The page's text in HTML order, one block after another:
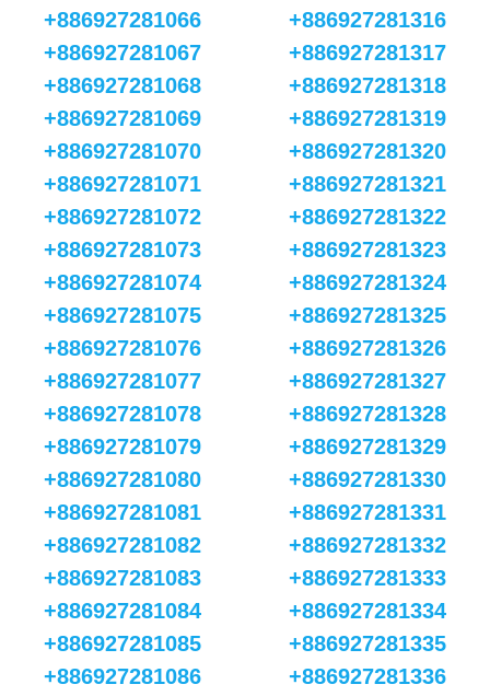
+886927281066
+886927281067
+886927281068
+886927281069
+886927281070
+886927281071
+886927281072
+886927281073
+886927281074
+886927281075
+886927281076
+886927281077
+886927281078
+886927281079
+886927281080
+886927281081
+886927281082
+886927281083
+886927281084
+886927281085
+886927281086
+886927281316
+886927281317
+886927281318
+886927281319
+886927281320
+886927281321
+886927281322
+886927281323
+886927281324
+886927281325
+886927281326
+886927281327
+886927281328
+886927281329
+886927281330
+886927281331
+886927281332
+886927281333
+886927281334
+886927281335
+886927281336